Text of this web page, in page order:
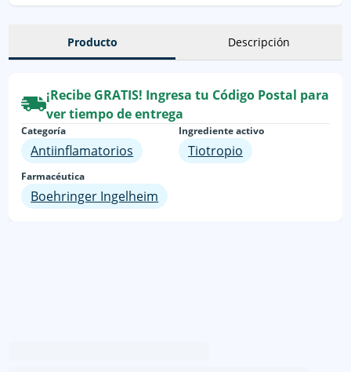
Producto Descripción
¡Recibe GRATIS! Ingresa tu Código Postal para
ver tiempo de entrega
Categoría
Antiinflamatorios
Ingrediente activo
Tiotropio
Farmacéutica
Boehringer Ingelheim